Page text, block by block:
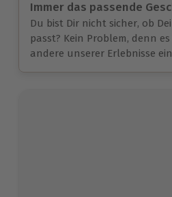
Immer das passende
Du bist Dir nicht sicher, ob
passt? Kein Problem, denn
andere unserer Erlebnisse